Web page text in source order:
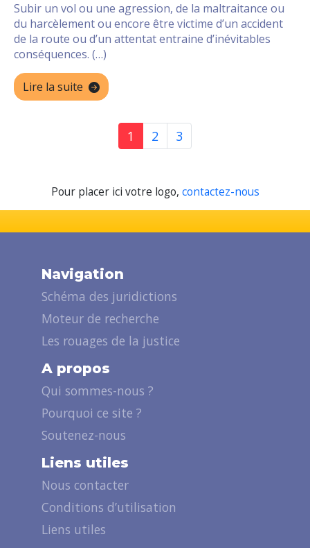
Subir un vol ou une agression, de la maltraitance ou
du harcèlement ou encore être victime d’un accident
de la route ou d’un attentat entraine d’inévitables
conséquences. (…)
Lire la suite
1 2 3
Pour placer ici votre logo, contactez-nous
Navigation
Schéma des juridictions
Moteur de recherche
Les rouages de la justice
A propos
Qui sommes-nous ?
Pourquoi ce site ?
Soutenez-nous
Liens utiles
Nous contacter
Conditions d’utilisation
Liens utiles